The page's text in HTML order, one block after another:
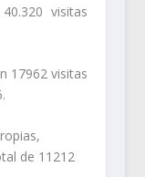
visitas
17962 visitas
de 11212